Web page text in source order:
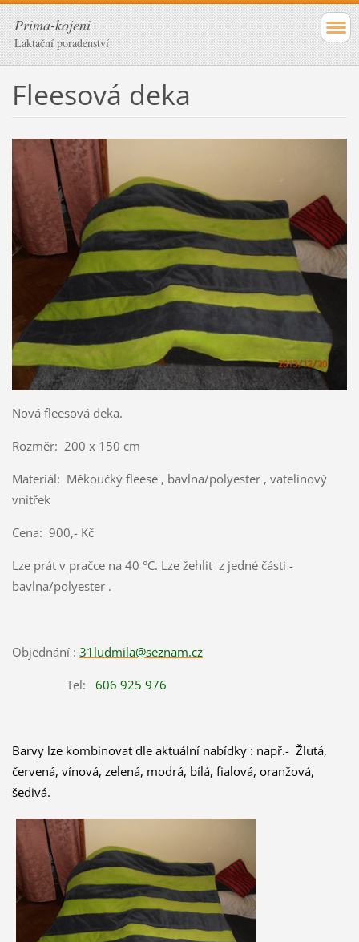
Prima-kojeni
Laktační poradenství
Fleesová deka
Nová fleesová deka.
Rozměr: 200 x 150 cm
Materiál: Měkoučký fleese , bavlna/polyester , vatelínový
vnitřek
Cena: 900,- Kč
Lze prát v pračce na 40 °C. Lze žehlit z jedné části -
bavlna/polyester .
Objednání : 31ludmila@seznam.cz
Tel: 606 925 976
Barvy lze kombinovat dle aktuální nabídky : např.- Žlutá,
červená, vínová, zelená, modrá, bílá, fialová, oranžová,
šedivá.